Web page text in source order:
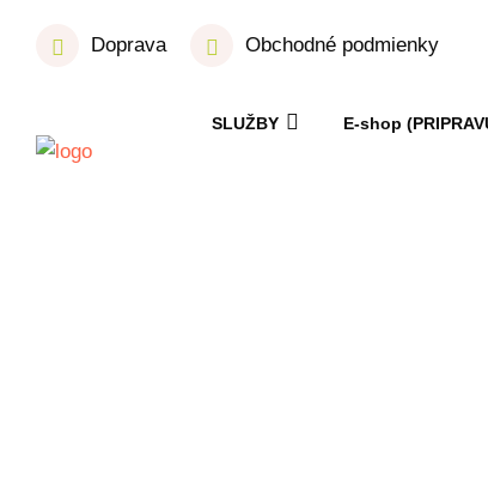
Doprava Obchodné podmienky
SLUŽBY E-shop